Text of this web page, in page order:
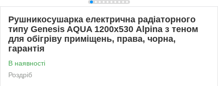
Рушникосушарка електрична радіаторного
типу Genesis AQUA 1200х530 Alpina з теном
для обігріву приміщень, права, чорна,
гарантія
В наявності
Роздріб